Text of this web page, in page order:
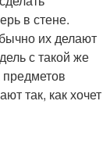
в стене.
их делают
с такой же
предметов
так, как хочет